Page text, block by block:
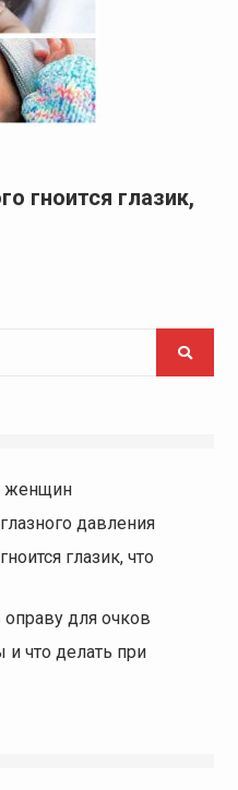
гноится глазик,
женщин
давления
глазик, что
оправу для очков
и что делать при